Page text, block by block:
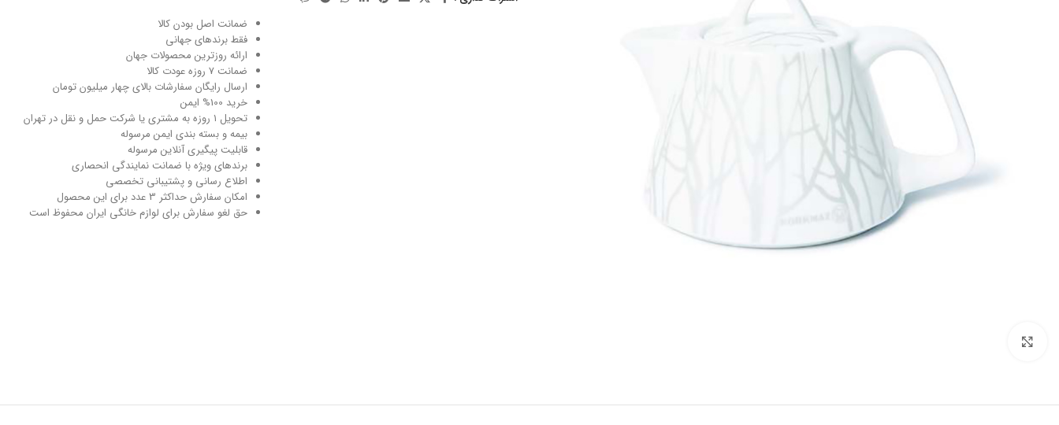
ضمانت اصل بودن کالا
فقط برندهای جهانی
ارائه روزترین محصولات جهان
ضمانت 7 روزه عودت کالا
ارسال رایگان سفارشات بالای چهار میلیون تومان
خرید 100% ایمن
تحویل ۱ روزه به مشتری یا شرکت حمل و نقل در تهران
بیمه و بسته بندی ایمن مرسوله
قابلیت پیگیری آنلاین مرسوله
برندهای ویژه با ضمانت نمایندگی انحصاری
اطلاع رسانی و پشتیبانی تخصصی
امکان سفارش حداکثر 3 عدد برای این محصول
حق لغو سفارش برای لوازم خانگی ایران محفوظ است